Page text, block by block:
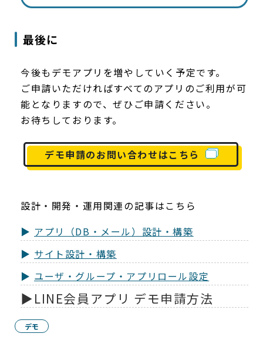
最後に
今後もデモアプリを増やしていく予定です。
ご申請いただければすべてのアプリのご利用が可
能となりますので、ぜひご申請ください。
お待ちしております。
デモ申請のお問い合わせはこちら
設計・開発・運用関連の記事はこちら
アプリ（DB・メール）設計・構築
サイト設計・構築
ユーザ・グループ・アプリロール設定
LINE会員アプリ デモ申請方法
デモ